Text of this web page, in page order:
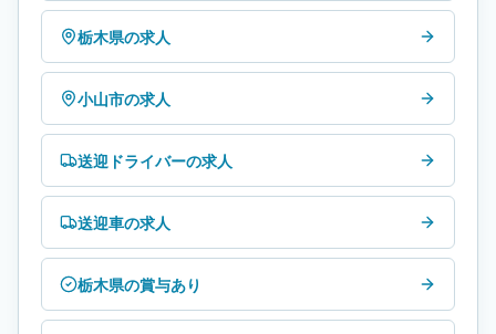
栃木県の求人
小山市の求人
送迎ドライバーの求人
送迎車の求人
栃木県の賞与あり